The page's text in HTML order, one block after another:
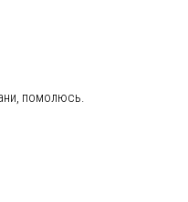
помолюсь.